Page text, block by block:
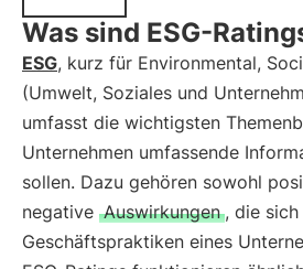
Was sind ESG-
ESG, kurz für Environmental,
(Umwelt, Soziales und
umfasst die wichtigsten
Unternehmen umfassende
sollen. Dazu gehören sowohl
negative Auswirkungen , die
Geschäftspraktiken eines